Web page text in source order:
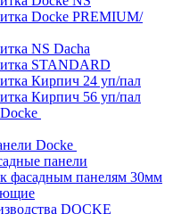
Docke PREMIUM/
NS Dacha
STANDARD
Кирпич 24 уп/пал
Кирпич 56 уп/пал
Docke
панели
фасадным панелям 30мм
DOCKE